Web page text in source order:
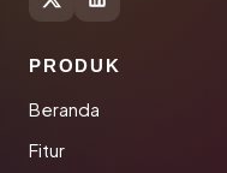
PRODUK
Beranda
Fitur